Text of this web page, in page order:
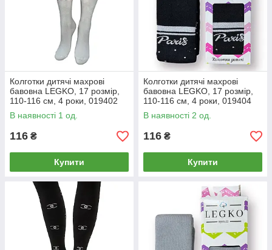
Колготки дитячі махрові
бавовна LEGKO, 17 розмір,
110-116 см, 4 роки, 019402
В наявності 1 од.
116 ₴
Купити
Колготки дитячі махрові
бавовна LEGKO, 17 розмір,
110-116 см, 4 роки, 019404
В наявності 2 од.
116 ₴
Купити